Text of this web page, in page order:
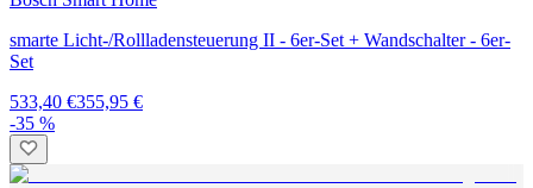
smarte Licht-/Rollladensteuerung II - 6er-Set + Wandschalter - 6er-
Set
533,40 €355,95 €
-35 %